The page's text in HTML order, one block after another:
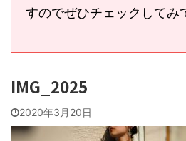
すのでぜひチェックしてみ
IMG_2025
2020年3月20日